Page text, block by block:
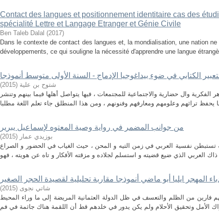
Contact des langues et positionnement identitaire cas des
spécialité Lettre et Langage Etranger et Génie Civile
Ben Taleb Dalal (2017)
Dans le contexte de contact des langues et, la mondialisation, une nation
développements, ce qui souligne la nécessité d'apprendre une langue
الكتابي في ضوء بیداغوجیا الإدماج - السنة الأولى متوسط أنموذجا
شتوح بن علیة (
2015
)
وال حضارية والاجتماعية للمجتمعات ، فيها يتواصل أهلها فيما بينهم وتنشر
من جوانب المضمر في رواية وصية المعتوه لإسماعيل يبرير
بوزيدي عمار (
2015
)
تستبطن نفسية العربي في زمن التيه و المحن ، حيث الغياب في الحضور و الصراع
المهجر ايليا أبو ماضي أنموذجا مقاربة تحليلية لقصيدة الحجر الصغير
شاتي نجوى (
2015
)
فارين من الظلم والتعسف في ظل الدولة العثمانية المريضة إلى ما وراء المحيط